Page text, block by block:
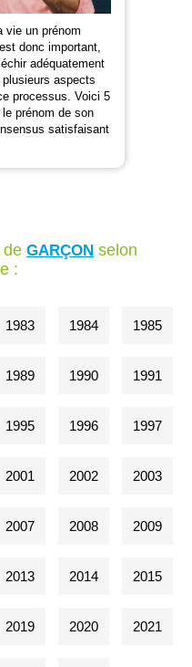
vie un prénom
donc important,
adéquatement
aspects
processus. Voici 5
prénom de son
satisfaisant
GARÇONselon
:
1983 1984 1985
1989 1990 1991
1995 1996 1997
2001 2002 2003
2007 2008 2009
2013 2014 2015
2019 2020 2021